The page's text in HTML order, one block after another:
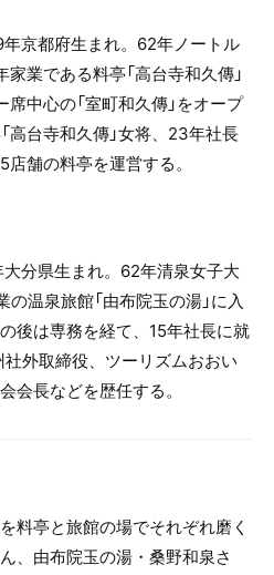
京都府生まれ。62年ノートル
業である料亭「高台寺和久傳」
中心の「室町和久傳」をオープ
高台寺和久傳」女将、23年社長
舗の料亭を運営する。
分県生まれ。62年清泉女子大
温泉旅館「由布院玉の湯」に入
後は専務を経て、15年社長に就
外取締役、ツーリズムおおい
会長などを歴任する。
料亭と旅館の場でそれぞれ磨く
、由布院玉の湯・桑野和泉さ